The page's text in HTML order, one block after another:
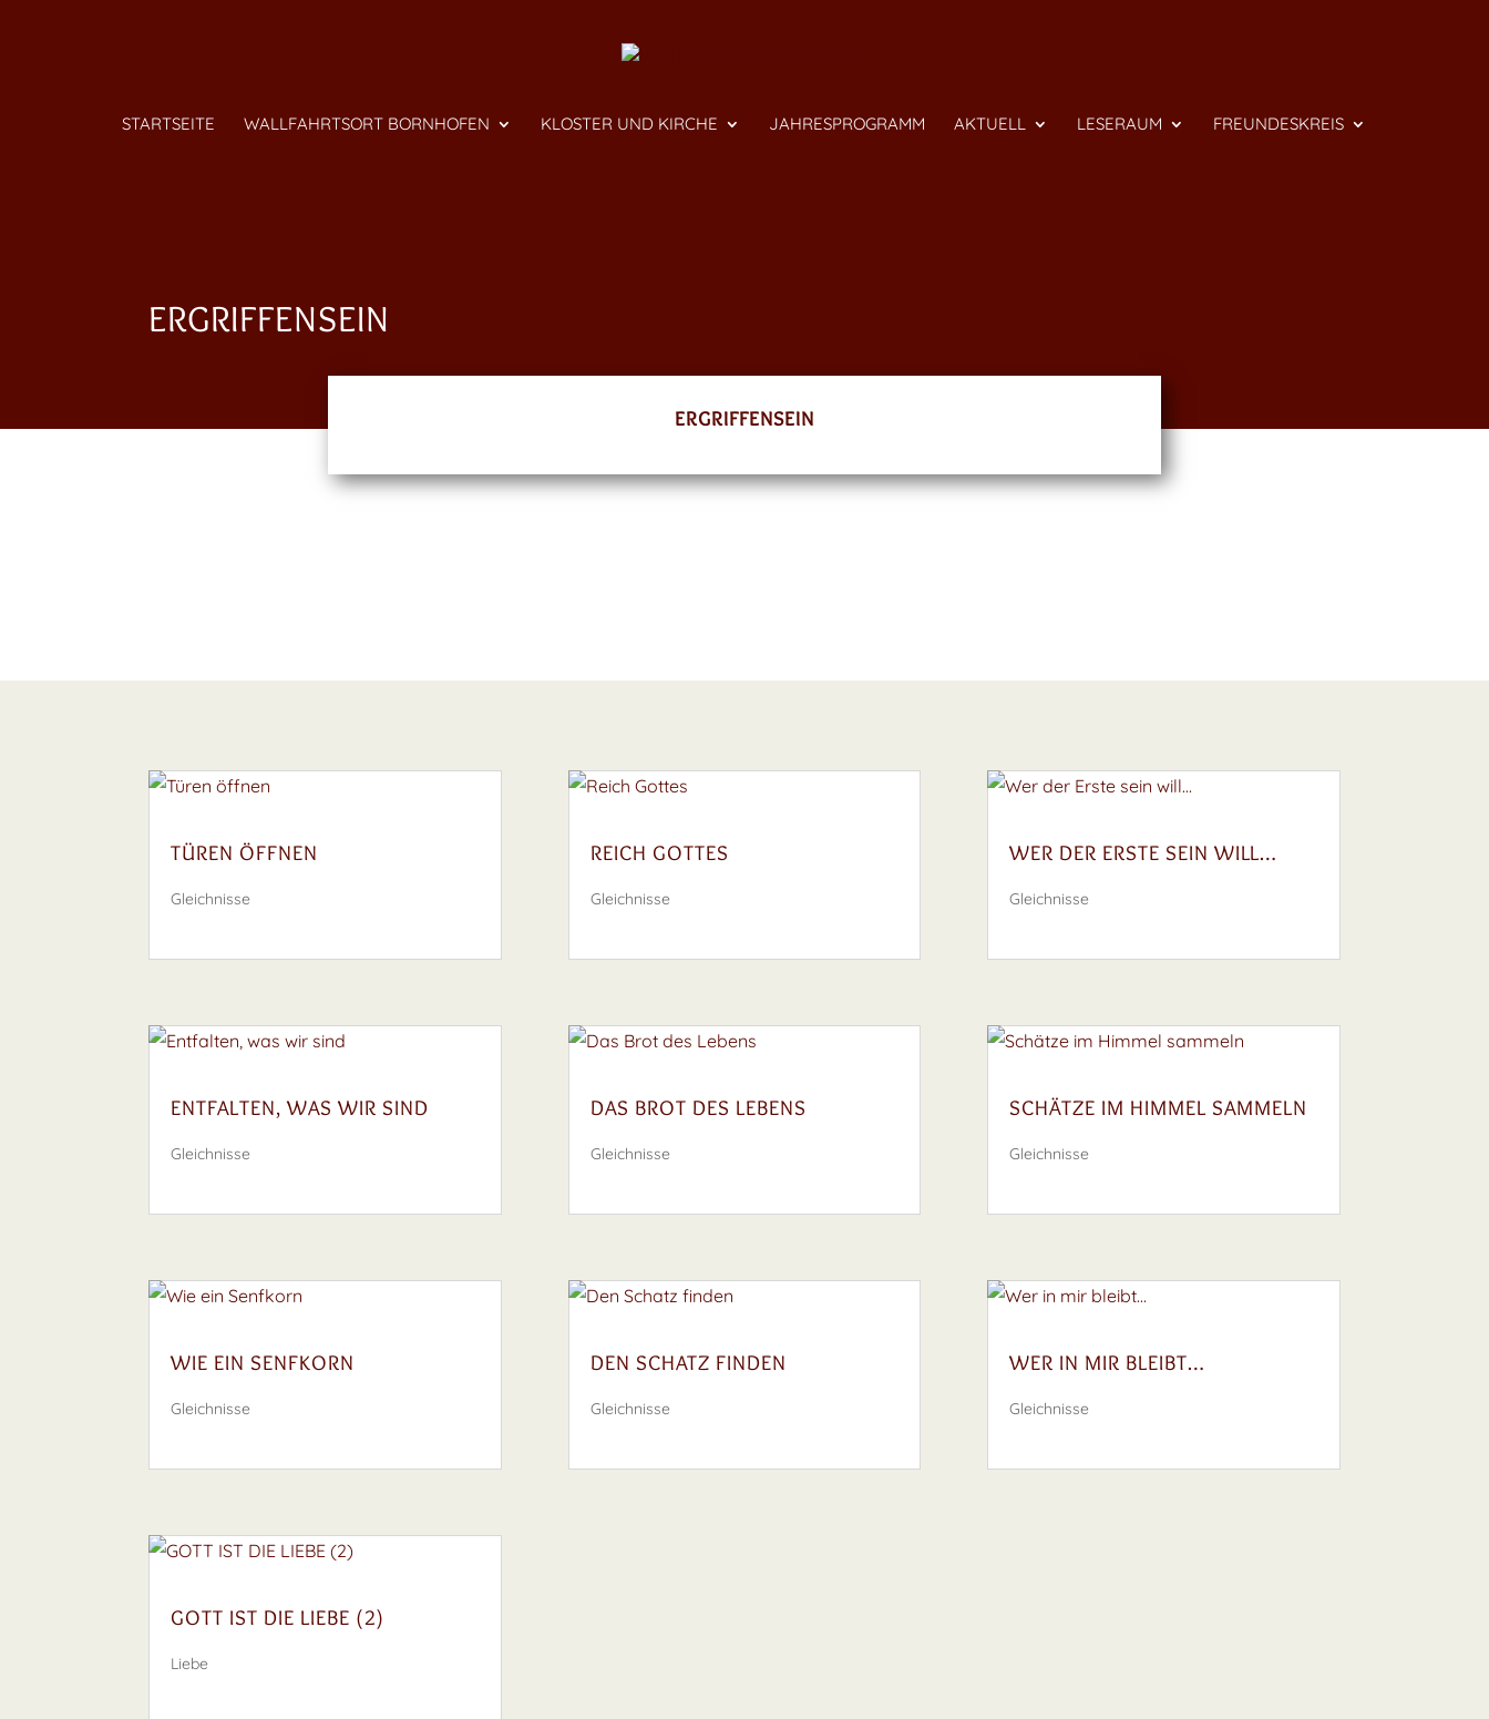
STARTSEITE WALLFAHRTSORT BORNHOFEN KLOSTER UND KIRCHE JAHRESPROGRAMM AKTUELL LESERAUM FREUNDESKREIS
ERGRIFFENSEIN
ERGRIFFENSEIN
TÜREN ÖFFNEN
Gleichnisse
ENTFALTEN, WAS WIR SIND
Gleichnisse
WIE EIN SENFKORN
Gleichnisse
GOTT IST DIE LIEBE (2)
Liebe
REICH GOTTES
Gleichnisse
DAS BROT DES LEBENS
Gleichnisse
DEN SCHATZ FINDEN
Gleichnisse
WER DER ERSTE SEIN WILL…
Gleichnisse
SCHÄTZE IM HIMMEL SAMMELN
Gleichnisse
WER IN MIR BLEIBT…
Gleichnisse